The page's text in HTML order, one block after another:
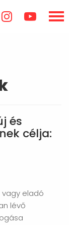
és
célja:
eladó
lévő